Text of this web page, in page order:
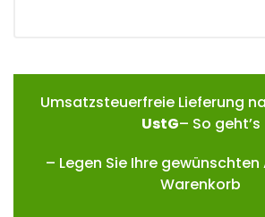
Umsatzsteuerfreie Lieferung
UstG– So geht’s
– Legen Sie Ihre
Warenkorb